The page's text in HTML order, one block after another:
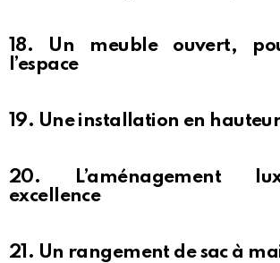
18. Un meuble ouvert,
l’espace
19. Une installation en
20. L’aménagement
excellence
21. Un rangement de sac à